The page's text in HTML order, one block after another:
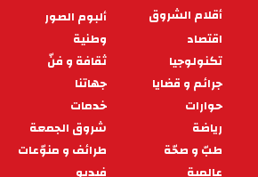
PIED
DE
PAGE
أقلام الشروق
ألبوم الصور
اقتصاد
وطنية
تكنولوجيا
ثقافة و فنّ
جرائم و قضايا
جهاتنا
حوارات
خدمات
رياضة
شروق الجمعة
طبّ و صحّة
طرائف و منوّعات
عالمية
فيديو